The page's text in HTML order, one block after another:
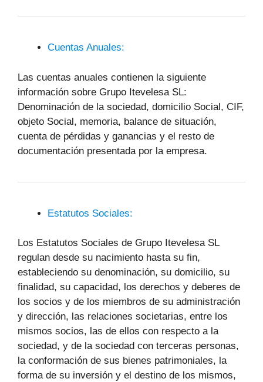
Cuentas Anuales:
Las cuentas anuales contienen la siguiente
información sobre Grupo Itevelesa SL:
Denominación de la sociedad, domicilio Social, CIF,
objeto Social, memoria, balance de situación,
cuenta de pérdidas y ganancias y el resto de
documentación presentada por la empresa.
Estatutos Sociales:
Los Estatutos Sociales de Grupo Itevelesa SL
regulan desde su nacimiento hasta su fin,
estableciendo su denominación, su domicilio, su
finalidad, su capacidad, los derechos y deberes de
los socios y de los miembros de su administración
y dirección, las relaciones societarias, entre los
mismos socios, las de ellos con respecto a la
sociedad, y de la sociedad con terceras personas,
la conformación de sus bienes patrimoniales, la
forma de su inversión y el destino de los mismos,